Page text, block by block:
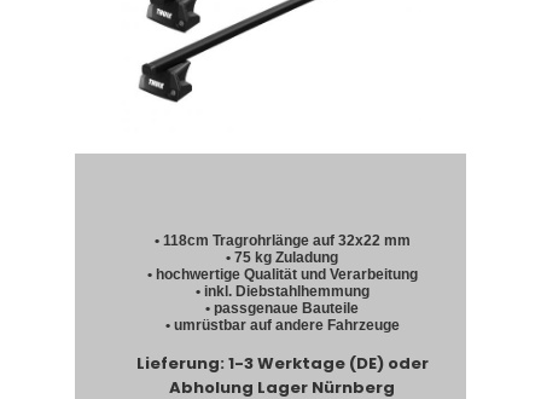
• 118cm Tragrohrlänge auf 32x22 mm
• 75 kg Zuladung
• hochwertige Qualität und Verarbeitung
• inkl. Diebstahlhemmung
• passgenaue Bauteile
• umrüstbar auf andere Fahrzeuge
Lieferung: 1-3 Werktage (DE) oder
Abholung Lager Nürnberg